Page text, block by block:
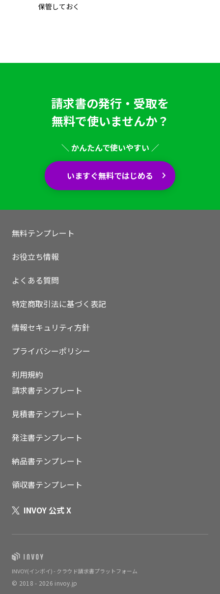
保管しておく
請求書の発行・受取を
無料で使いませんか？
＼ かんたんで使いやすい ／
いますぐ無料ではじめる
無料テンプレート
お役立ち情報
よくある質問
特定商取引法に基づく表記
情報セキュリティ方針
プライバシーポリシー
利用規約
請求書テンプレート
見積書テンプレート
発注書テンプレート
納品書テンプレート
領収書テンプレート
INVOY 公式 X
INVOY(インボイ) - クラウド請求書プラットフォーム
© 2018 - 2026 invoy.jp